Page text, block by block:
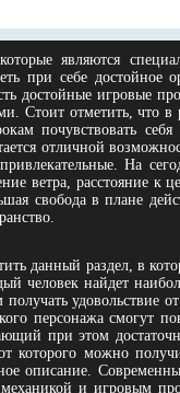
являются
при себе
достойные игровые
Стоит отметить, что
почувствовать
отличной
На
ветра, расстояние
свобода в плане
данный раздел, в
найдет
персонажа смогут
при этом
которого можно
описание.
и игровым